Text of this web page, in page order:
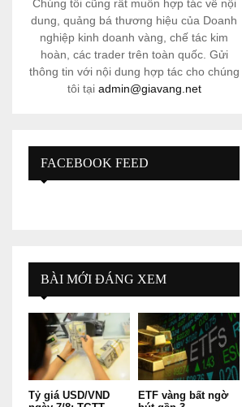
Chúng tôi cũng rất muốn hợp tác về nội
dung, quảng bá thương hiệu của Doanh
nghiệp kinh doanh vàng, chế tác kim
hoàn, các trader trên toàn quốc. Gửi
thông tin với nội dung hợp tác cho chúng
tôi tại admin@giavang.net
FACEBOOK FEED
BÀI MỚI ĐÁNG XEM
Tỷ giá USD/VND
ETF vàng bất ngờ